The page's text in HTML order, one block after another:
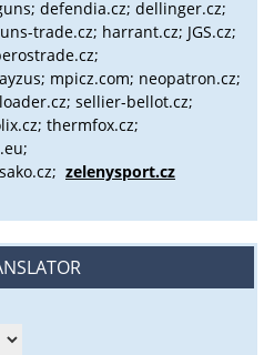
defendia.cz; dellinger.cz;
trade.cz; harrant.cz; JGS.cz;
mpicz.com; neopatron.cz;
sellier-bellot.cz;
thermfox.cz;
zelenysport.cz